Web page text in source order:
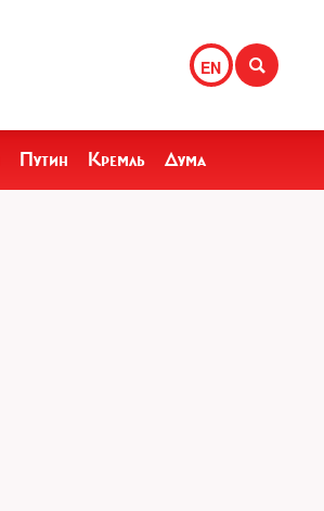
EN
Путин Кремль Дума